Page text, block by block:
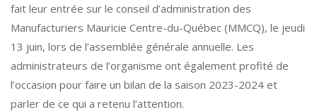
fait leur entrée sur le conseil d’administration des
Manufacturiers Mauricie Centre-du-Québec (MMCQ), le jeudi
13 juin, lors de l’assemblée générale annuelle. Les
administrateurs de l’organisme ont également profité de
l’occasion pour faire un bilan de la saison 2023-2024 et
parler de ce qui a retenu l’attention.